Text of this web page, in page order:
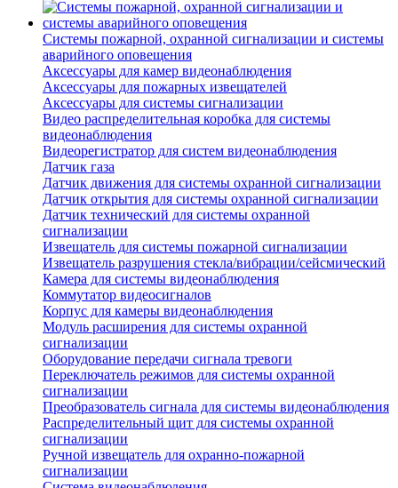
Системы пожарной, охранной сигнализации и системы
аварийного оповещения
Аксессуары для камер видеонаблюдения
Аксессуары для пожарных извещателей
Аксессуары для системы сигнализации
Видео распределительная коробка для системы
видеонаблюдения
Видеорегистратор для систем видеонаблюдения
Датчик газа
Датчик движения для системы охранной сигнализации
Датчик открытия для системы охранной сигнализации
Датчик технический для системы охранной
сигнализации
Извещатель для системы пожарной сигнализации
Извещатель разрушения стекла/вибрации/сейсмический
Камера для системы видеонаблюдения
Коммутатор видеосигналов
Корпус для камеры видеонаблюдения
Модуль расширения для системы охранной
сигнализации
Оборудование передачи сигнала тревоги
Переключатель режимов для системы охранной
сигнализации
Преобразователь сигнала для системы видеонаблюдения
Распределительный щит для системы охранной
сигнализации
Ручной извещатель для охранно-пожарной
сигнализации